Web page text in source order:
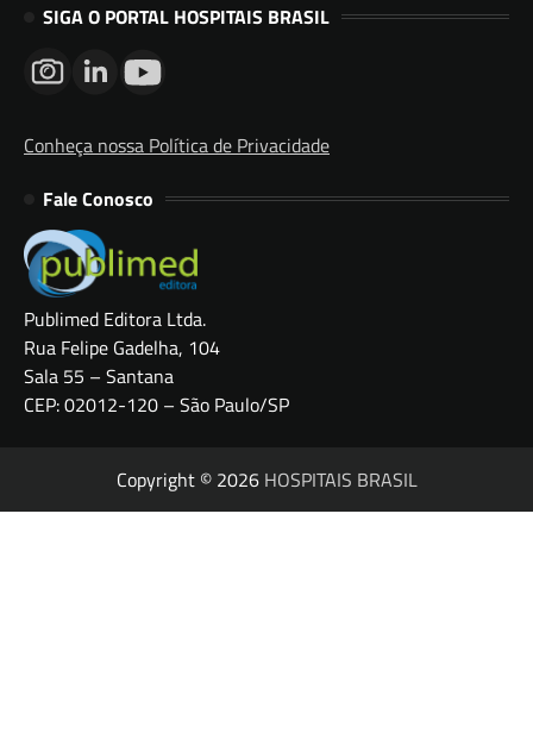
SIGA O PORTAL HOSPITAIS BRASIL
Conheça nossa Política de Privacidade
Fale Conosco
Publimed Editora Ltda.
Rua Felipe Gadelha, 104
Sala 55 – Santana
CEP: 02012-120 – São Paulo/SP
Copyright © 2026 HOSPITAIS BRASIL